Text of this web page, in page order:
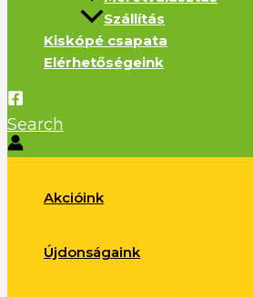
Szállítás
Kiskópé csapata
Elérhetőségeink
Search
Akcióink
Újdonságaink